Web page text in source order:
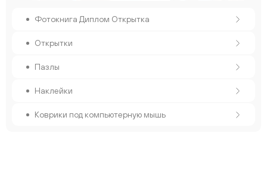
Фотокнига Диплом Открытка
Открытки
Пазлы
Наклейки
Коврики под компьютерную мышь